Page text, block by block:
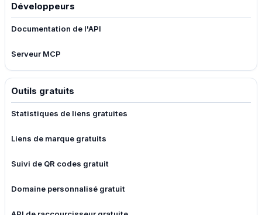
Développeurs
Documentation de l'API
Serveur MCP
Outils gratuits
Statistiques de liens gratuites
Liens de marque gratuits
Suivi de QR codes gratuit
Domaine personnalisé gratuit